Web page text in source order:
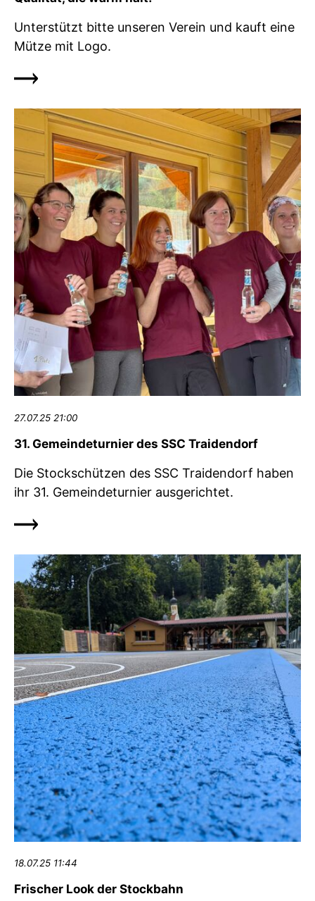
Unterstützt bitte unseren Verein und kauft eine
Mütze mit Logo.
27.07.25 21:00
31. Gemeindeturnier des SSC Traidendorf
Die Stockschützen des SSC Traidendorf haben
ihr 31. Gemeindeturnier ausgerichtet.
18.07.25 11:44
Frischer Look der Stockbahn